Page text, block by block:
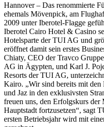
Hannover – Das renommierte
ehemals Mövenpick, am
2009 unter Iberotel-Flagge
Iberotel Cairo Hotel & Casino
Hotelsparte der TUI AG und
eröffnet damit sein erstes
Chiaty, CEO der Travco
AG in Ägypten, und Karl J.
Resorts der TUI AG,
Kairo. „Wir sind bereits mit
und Jaz in den exklusivsten
freuen uns, den Erfolgskurs
Hauptstadt fortzusetzen“, sagt
ersten Betriebsjahr wird mit